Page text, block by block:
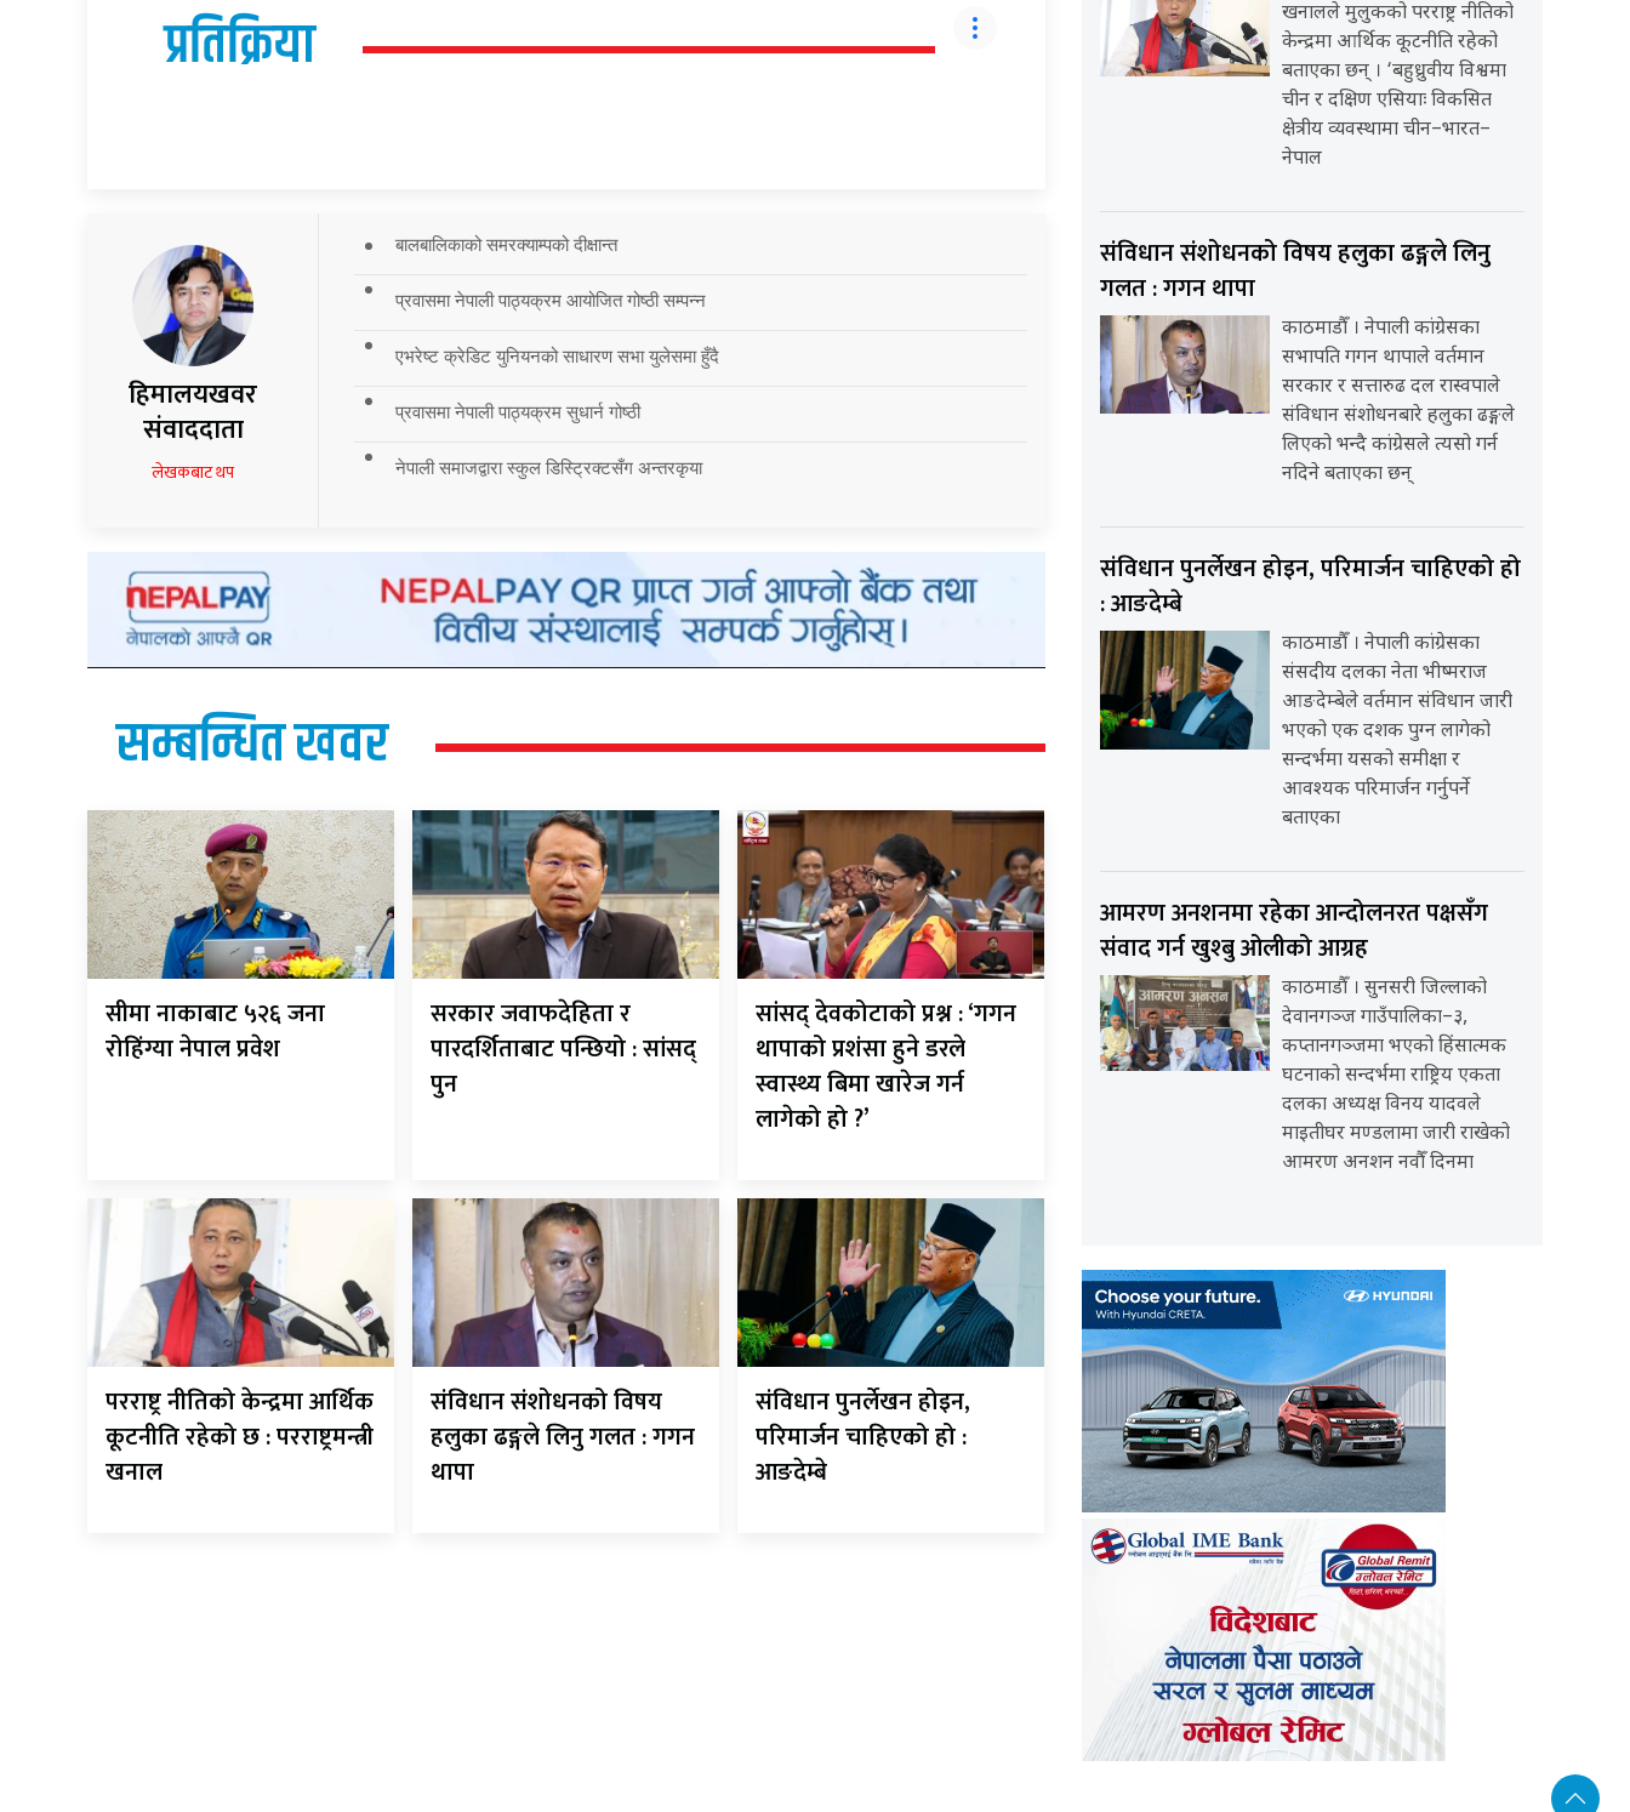
प्रतिक्रिया
हिमालयखवर
संवाददाता
लेखकबाट थप
बालबालिकाको समरक्याम्पको दीक्षान्त
प्रवासमा नेपाली पाठ्यक्रम आयोजित गोष्ठी सम्पन्न
एभरेष्ट क्रेडिट युनियनको साधारण सभा युलेसमा हुँदै
प्रवासमा नेपाली पाठ्यक्रम सुधार्न गोष्ठी
नेपाली समाजद्वारा स्कुल डिस्ट्रिक्टसँग अन्तरकृया
सम्बन्धित खवर
सीमा नाकाबाट ५२६ जना
रोहिंग्या नेपाल प्रवेश
सरकार जवाफदेहिता र
पारदर्शिताबाट पन्छियो : सांसद्
पुन
सांसद् देवकोटाको प्रश्न : ‘गगन
थापाको प्रशंसा हुने डरले
स्वास्थ्य बिमा खारेज गर्न
लागेको हो ?’
परराष्ट्र नीतिको केन्द्रमा आर्थिक
कूटनीति रहेको छ : परराष्ट्रमन्त्री
खनाल
संविधान संशोधनको विषय
हलुका ढङ्गले लिनु गलत : गगन
थापा
संविधान पुनर्लेखन होइन,
परिमार्जन चाहिएको हो :
आङदेम्बे
खनालले मुलुकको परराष्ट्र नीतिको
केन्द्रमा आर्थिक कूटनीति रहेको
बताएका छन् । ‘बहुध्रुवीय विश्वमा
चीन र दक्षिण एसियाः विकसित
क्षेत्रीय व्यवस्थामा चीन–भारत–
नेपाल
संविधान संशोधनको विषय हलुका ढङ्गले लिनु
गलत : गगन थापा
काठमाडौँ । नेपाली कांग्रेसका
सभापति गगन थापाले वर्तमान
सरकार र सत्तारुढ दल रास्वपाले
संविधान संशोधनबारे हलुका ढङ्गले
लिएको भन्दै कांग्रेसले त्यसो गर्न
नदिने बताएका छन्
संविधान पुनर्लेखन होइन, परिमार्जन चाहिएको हो
: आङदेम्बे
काठमाडौँ । नेपाली कांग्रेसका
संसदीय दलका नेता भीष्मराज
आङदेम्बेले वर्तमान संविधान जारी
भएको एक दशक पुग्न लागेको
सन्दर्भमा यसको समीक्षा र
आवश्यक परिमार्जन गर्नुपर्ने
बताएका
आमरण अनशनमा रहेका आन्दोलनरत पक्षसँग
संवाद गर्न खुश्बु ओलीको आग्रह
काठमाडौँ । सुनसरी जिल्लाको
देवानगञ्ज गाउँपालिका–३,
कप्तानगञ्जमा भएको हिंसात्मक
घटनाको सन्दर्भमा राष्ट्रिय एकता
दलका अध्यक्ष विनय यादवले
माइतीघर मण्डलामा जारी राखेको
आमरण अनशन नवौँ दिनमा